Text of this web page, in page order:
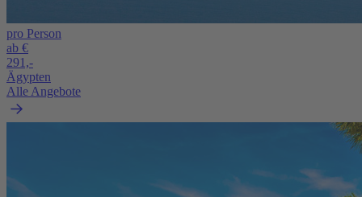
pro Person
ab €
291,-
Ägypten
Alle Angebote